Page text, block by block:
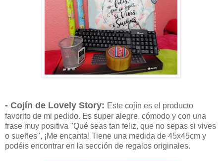
- Cojín de Lovely Story: Este cojín es el producto
favorito de mi pedido. Es super alegre, cómodo y con una
frase muy positiva "Qué seas tan feliz, que no sepas si vives
o sueñes", ¡Me encanta! Tiene una medida de 45x45cm y
podéis encontrar en la sección de regalos originales.